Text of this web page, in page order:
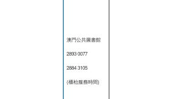
澳門公共圖書館
2893 0077
2884 3105
(櫃枱服務時間)